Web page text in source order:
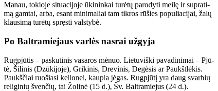
Ma­nau, to­kio­je si­tu­a­ci­jo­je ūki­nin­kai tu­rė­tų pa­ro­dy­ti mei­lę ir su­pra­ti­
mą gam­tai, ar­ba, esant mi­ni­ma­liai tam tik­ros rū­šies po­pu­lia­ci­jai, ža­lų
klau­si­mą tu­rė­tų spręs­ti vals­ty­bė.
Po Bal­tra­mie­jaus var­lės nas­rai už­gy­ja
Rug­pjū­tis – pas­ku­ti­nis va­sa­ros mė­nuo. Lie­tu­viš­ki pa­va­di­ni­mai – Pjū­
tė, Ši­li­nis (Dzū­ki­jo­je), Gri­ki­nis, Dre­vi­nis, De­gė­sis ar Paukšt­lė­kis.
Paukš­čiai ruo­šia­si ke­lio­nei, kau­pia jė­gas. Rug­pjū­tį yra daug svar­bių
re­li­gi­nių šven­čių, tai Žo­li­nė (15 d.), Šv. Bal­tra­mie­jus (24 d.).